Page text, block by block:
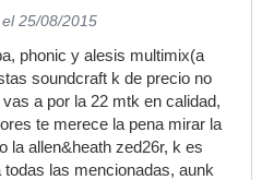
el 25/08/2015
phonic y alesis multimix(a
soundcraft k de precio no
a por la 22 mtk en calidad,
te merece la pena mirar la
la allen&heath zed26r, k es
todas las mencionadas, aunk